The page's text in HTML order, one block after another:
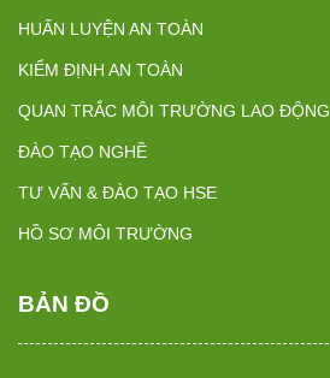
HUẤN LUYỆN AN TOÀN
KIỂM ĐỊNH AN TOÀN
QUAN TRẮC MÔI TRƯỜNG LAO ĐỘNG
ĐÀO TẠO NGHỀ
TƯ VẤN & ĐÀO TẠO HSE
HỒ SƠ MÔI TRƯỜNG
BẢN ĐỒ